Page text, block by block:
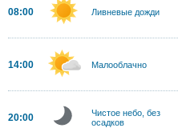
08:00 Ливневые дожди
14:00 Малооблачно
20:00
Чистое небо, без
осадков